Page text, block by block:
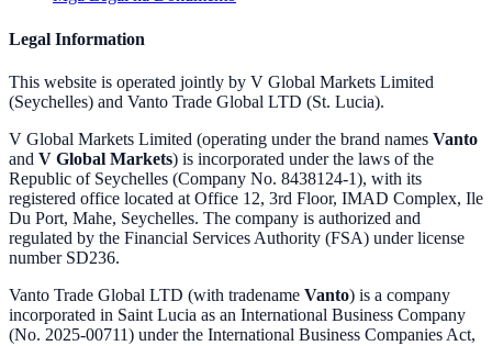
Legal Information
This website is operated jointly by V Global Markets Limited
(Seychelles) and Vanto Trade Global LTD (St. Lucia).
V Global Markets Limited (operating under the brand names Vanto
and V Global Markets) is incorporated under the laws of the
Republic of Seychelles (Company No. 8438124-1), with its
registered office located at Office 12, 3rd Floor, IMAD Complex, Ile
Du Port, Mahe, Seychelles. The company is authorized and
regulated by the Financial Services Authority (FSA) under license
number SD236.
Vanto Trade Global LTD (with tradename Vanto) is a company
incorporated in Saint Lucia as an International Business Company
(No. 2025-00711) under the International Business Companies Act,